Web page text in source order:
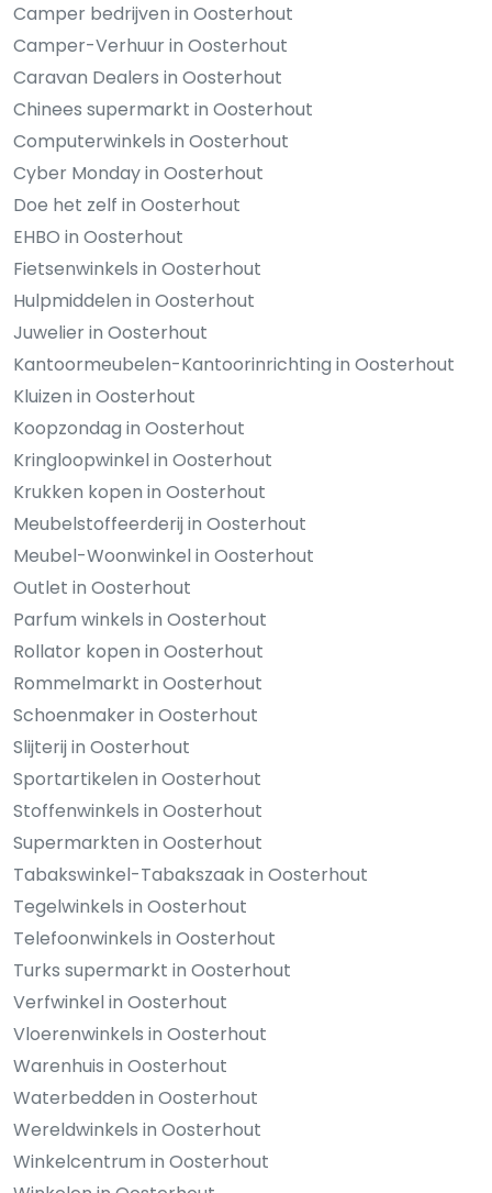
Camper bedrijven in Oosterhout
Camper-Verhuur in Oosterhout
Caravan Dealers in Oosterhout
Chinees supermarkt in Oosterhout
Computerwinkels in Oosterhout
Cyber Monday in Oosterhout
Doe het zelf in Oosterhout
EHBO in Oosterhout
Fietsenwinkels in Oosterhout
Hulpmiddelen in Oosterhout
Juwelier in Oosterhout
Kantoormeubelen-Kantoorinrichting in Oosterhout
Kluizen in Oosterhout
Koopzondag in Oosterhout
Kringloopwinkel in Oosterhout
Krukken kopen in Oosterhout
Meubelstoffeerderij in Oosterhout
Meubel-Woonwinkel in Oosterhout
Outlet in Oosterhout
Parfum winkels in Oosterhout
Rollator kopen in Oosterhout
Rommelmarkt in Oosterhout
Schoenmaker in Oosterhout
Slijterij in Oosterhout
Sportartikelen in Oosterhout
Stoffenwinkels in Oosterhout
Supermarkten in Oosterhout
Tabakswinkel-Tabakszaak in Oosterhout
Tegelwinkels in Oosterhout
Telefoonwinkels in Oosterhout
Turks supermarkt in Oosterhout
Verfwinkel in Oosterhout
Vloerenwinkels in Oosterhout
Warenhuis in Oosterhout
Waterbedden in Oosterhout
Wereldwinkels in Oosterhout
Winkelcentrum in Oosterhout